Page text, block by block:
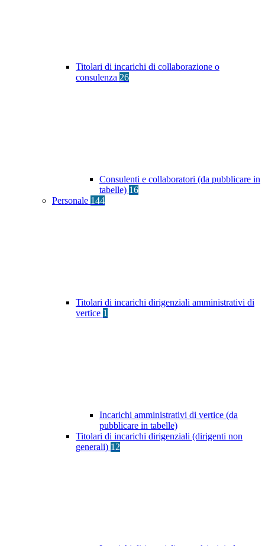
Titolari di incarichi di collaborazione o
consulenza 26
Consulenti e collaboratori (da pubblicare in
tabelle) 16
Personale 144
Titolari di incarichi dirigenziali amministrativi di
vertice 1
Incarichi amministrativi di vertice (da
pubblicare in tabelle)
Titolari di incarichi dirigenziali (dirigenti non
generali) 12